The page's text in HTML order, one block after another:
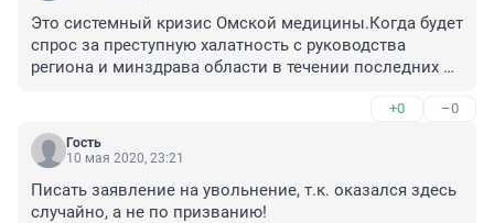
Это системный кризис Омской медицины.Когда будет
спрос за преступную халатность с руководства
региона и минздрава области в течении последних
полежайкиных,шрейдеров,варнавских и прочих
прости господи.
+0 –0
Гость
10 мая 2020, 23:21
Писать заявление на увольнение, т.к. оказался здесь
случайно, а не по призванию!